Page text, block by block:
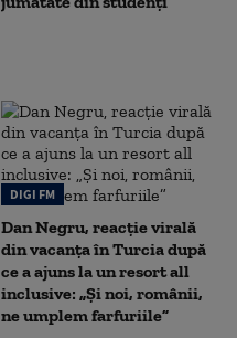
DIGI FM
Dan Negru, reacție virală
din vacanța în Turcia după
ce a ajuns la un resort all
inclusive: „Și noi, românii,
ne umplem farfuriile”